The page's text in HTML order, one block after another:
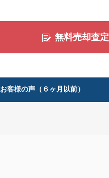
無料売却査定
お客様の声（６ヶ月以前）